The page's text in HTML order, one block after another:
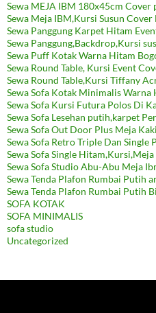
Sewa MEJA IBM 180x45cm
Sewa Meja IBM,Kursi Susun
Sewa Panggung Karpet Hitam
Sewa Panggung,Backdrop,Kursi
Sewa Puff Kotak Warna Hitam
Sewa Round Table, Kursi Event
Sewa Round Table,Kursi Tiffany
Sewa Sofa Kotak Minimalis
Sewa Sofa Kursi Futura Polos Di
Sewa Sofa Lesehan putih,karpet
Sewa Sofa Out Door Plus Meja
Sewa Sofa Retro Triple Dan Single
Sewa Sofa Single
Sewa Sofa Studio Abu-Abu Meja
Sewa Tenda Plafon Rumbai Putih
Sewa Tenda Plafon Rumbai Putih
SOFA KOTAK
SOFA MINIMALIS
sofa studio
Uncategorized